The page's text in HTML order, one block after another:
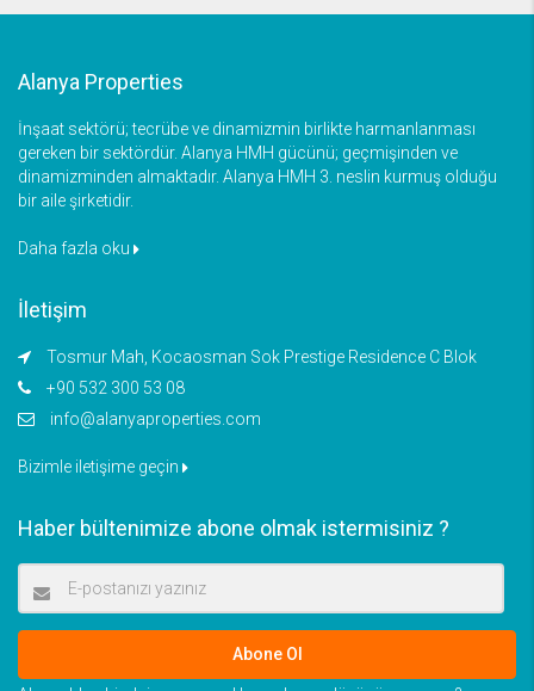
Alanya Properties
İnşaat sektörü; tecrübe ve dinamizmin birlikte harmanlanması
gereken bir sektördür. Alanya HMH gücünü; geçmişinden ve
dinamizminden almaktadır. Alanya HMH 3. neslin kurmuş olduğu
bir aile şirketidir.
Daha fazla oku
İletişim
Tosmur Mah, Kocaosman Sok Prestige Residence C Blok
+90 532 300 53 08
info@alanyaproperties.com
Bizimle iletişime geçin
Haber bültenimize abone olmak istermisiniz ?
Abone Ol